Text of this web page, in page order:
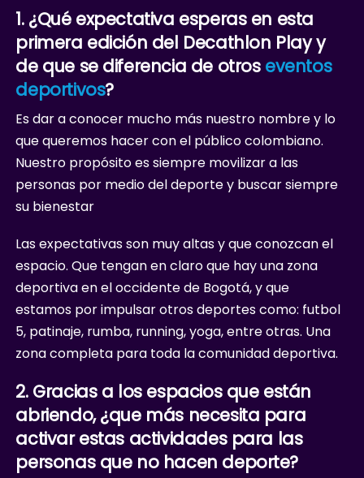
1. ¿Qué expectativa esperas en esta
primera edición del Decathlon Play y
de que se diferencia de otros eventos
deportivos?
Es dar a conocer mucho más nuestro nombre y lo
que queremos hacer con el público colombiano.
Nuestro propósito es siempre movilizar a las
personas por medio del deporte y buscar siempre
su bienestar
Las expectativas son muy altas y que conozcan el
espacio. Que tengan en claro que hay una zona
deportiva en el occidente de Bogotá, y que
estamos por impulsar otros deportes como: futbol
5, patinaje, rumba, running, yoga, entre otras. Una
zona completa para toda la comunidad deportiva.
2. Gracias a los espacios que están
abriendo, ¿que más necesita para
activar estas actividades para las
personas que no hacen deporte?